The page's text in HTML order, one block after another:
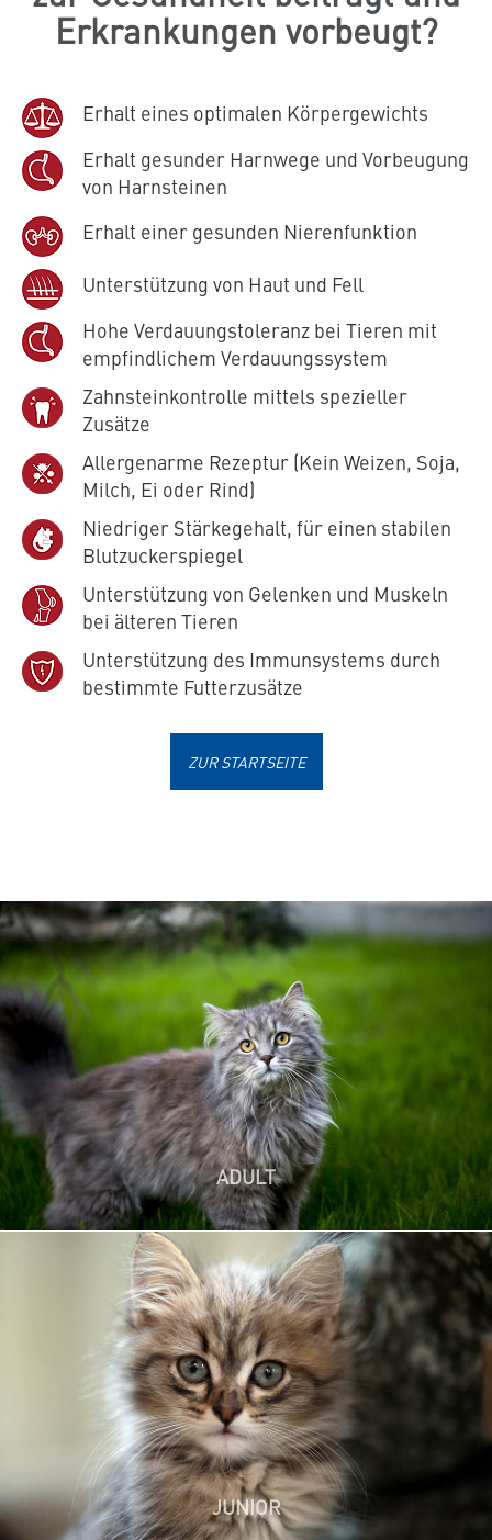
Erkrankungen vorbeugt?
Erhalt eines optimalen Körpergewichts
Erhalt gesunder Harnwege und Vorbeugung
von Harnsteinen
Erhalt einer gesunden Nierenfunktion
Unterstützung von Haut und Fell
Hohe Verdauungstoleranz bei Tieren mit
empfindlichem Verdauungssystem
Zahnsteinkontrolle mittels spezieller
Zusätze
Allergenarme Rezeptur (Kein Weizen, Soja,
Milch, Ei oder Rind)
Niedriger Stärkegehalt, für einen stabilen
Blutzuckerspiegel
Unterstützung von Gelenken und Muskeln
bei älteren Tieren
Unterstützung des Immunsystems durch
bestimmte Futterzusätze
ZUR STARTSEITE
ADULT
Basisfutter für gesunde, ausgewachsene Katzen
Alleinfuttermittel für erwachsene Katzen
(kastriert/unkastriert)
Unterstützt beim Erhalt des optimalen Körpergewichts und
beugt Zahnstein und Harnwegsproblemen vor.
JUNIOR
✔ Basisnahrung für junge Katzen
✔ Alleinfuttermittel für Samtpfoten bis 12 Monaten
✔ Für ein gesundes und nachhaltiges Wachstum